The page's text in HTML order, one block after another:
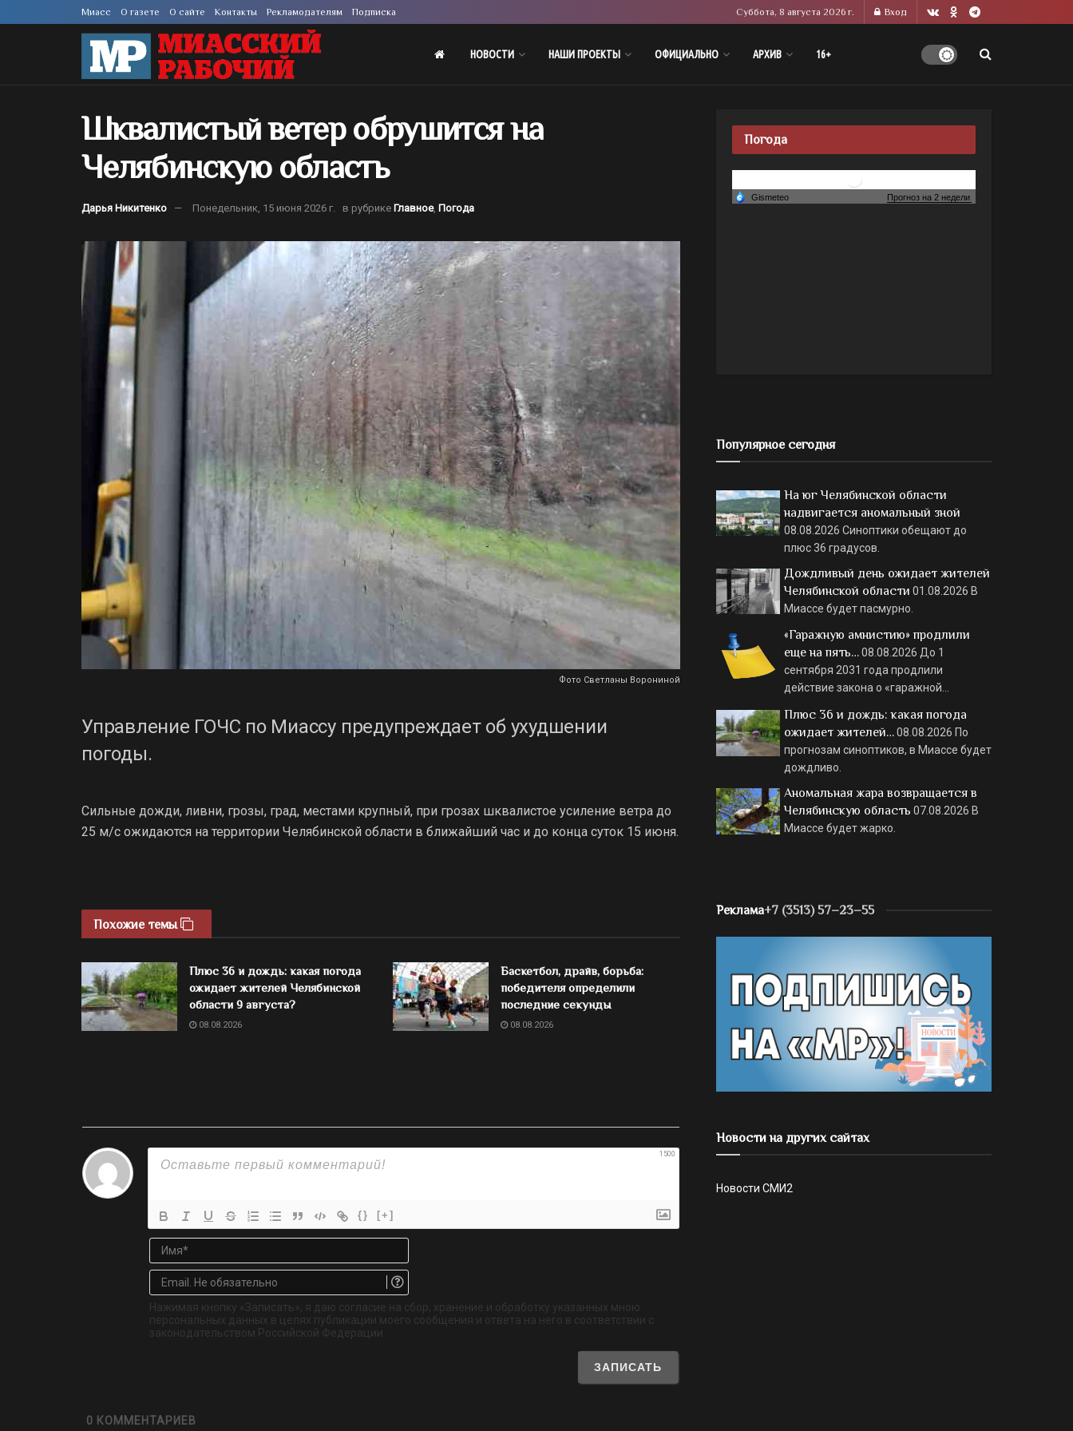
Миасс О газете О сайте Контакты Рекламодателям Подписка Суббота, 8 августа 2026 г. Вход
НОВОСТИ НАШИ ПРОЕКТЫ ОФИЦИАЛЬНО АРХИВ 16+
Шквалистый ветер обрушится на
Челябинскую область
Дарья Никитенко Понедельник, 15 июня 2026 г. в рубрике Главное, Погода
Фото Светланы Ворониной
Управление ГОЧС по Миассу предупреждает об ухудшении
погоды.
Сильные дожди, ливни, грозы, град, местами крупный, при грозах шквалистое усиление ветра до
25 м/с ожидаются на территории Челябинской области в ближайший час и до конца суток 15 июня.
Похожие темы
Плюс 36 и дождь: какая погода
ожидает жителей Челябинской
области 9 августа?
08.08.2026
Баскетбол, драйв, борьба:
победителя определили
последние секунды
08.08.2026
1500
{} [+]
Имя*
Email.
обязательно
Нажимая кнопку «Записать», я даю согласие на сбор, хранение и обработку указанных мною
персональных данных в целях публикации моего сообщения и ответа на него в соответствии с
законодательством Российской Федерации.
0 КОММЕНТАРИЕВ
Погода
Популярное сегодня
На юг Челябинской области
надвигается аномальный зной
08.08.2026 Синоптики обещают до
плюс 36 градусов.
Дождливый день ожидает жителей
Челябинской области 01.08.2026 В
Миассе будет пасмурно.
«Гаражную амнистию» продлили
еще на пять…08.08.2026 До 1
сентября 2031 года продлили
действие закона о «гаражной…
Плюс 36 и дождь: какая погода
ожидает жителей…08.08.2026 По
прогнозам синоптиков, в Миассе будет
дождливо.
Аномальная жара возвращается в
Челябинскую область 07.08.2026 В
Миассе будет жарко.
Реклама+7 (3513) 57–23–55
Новости на других сайтах
Новости СМИ2